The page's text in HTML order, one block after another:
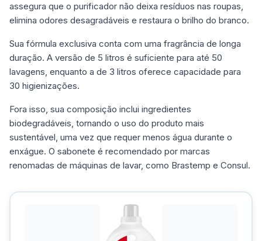
assegura que o purificador não deixa resíduos nas roupas,
elimina odores desagradáveis e restaura o brilho do branco.
Sua fórmula exclusiva conta com uma fragrância de longa
duração. A versão de 5 litros é suficiente para até 50
lavagens, enquanto a de 3 litros oferece capacidade para
30 higienizações.
Fora isso, sua composição inclui ingredientes
biodegradáveis, tornando o uso do produto mais
sustentável, uma vez que requer menos água durante o
enxágue. O sabonete é recomendado por marcas
renomadas de máquinas de lavar, como Brastemp e Consul.